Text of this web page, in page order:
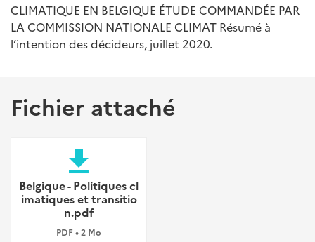
CLIMATIQUE EN BELGIQUE ÉTUDE COMMANDÉE PAR
LA COMMISSION NATIONALE CLIMAT Résumé à
l’intention des décideurs, juillet 2020.
Fichier attaché
file_download
Belgique - Politiques cl
imatiques et transitio
n.pdf
PDF • 2 Mo